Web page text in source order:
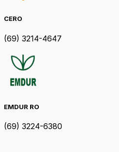
CERO
(69) 3214-4647
EMDUR RO
(69) 3224-6380